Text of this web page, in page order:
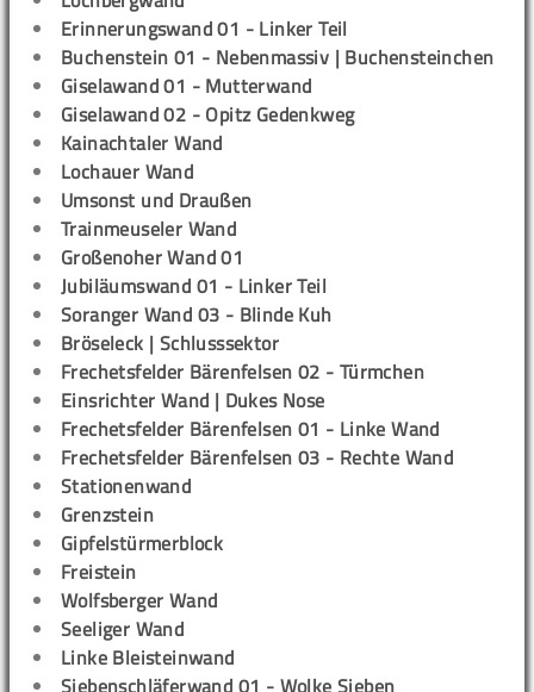
Erinnerungswand 01 - Linker Teil
Buchenstein 01 - Nebenmassiv | Buchensteinchen
Giselawand 01 - Mutterwand
Giselawand 02 - Opitz Gedenkweg
Kainachtaler Wand
Lochauer Wand
Umsonst und Draußen
Trainmeuseler Wand
Großenoher Wand 01
Jubiläumswand 01 - Linker Teil
Soranger Wand 03 - Blinde Kuh
Bröseleck | Schlusssektor
Frechetsfelder Bärenfelsen 02 - Türmchen
Einsrichter Wand | Dukes Nose
Frechetsfelder Bärenfelsen 01 - Linke Wand
Frechetsfelder Bärenfelsen 03 - Rechte Wand
Stationenwand
Grenzstein
Gipfelstürmerblock
Freistein
Wolfsberger Wand
Seeliger Wand
Linke Bleisteinwand
Siebenschläferwand 01 - Wolke Sieben